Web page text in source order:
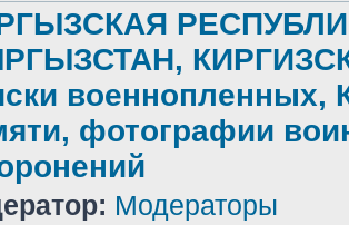
военнопленных,
фотографии
Модераторы